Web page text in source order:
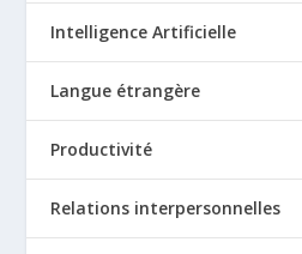
Intelligence Artificielle
Langue étrangère
Productivité
Relations interpersonnelles